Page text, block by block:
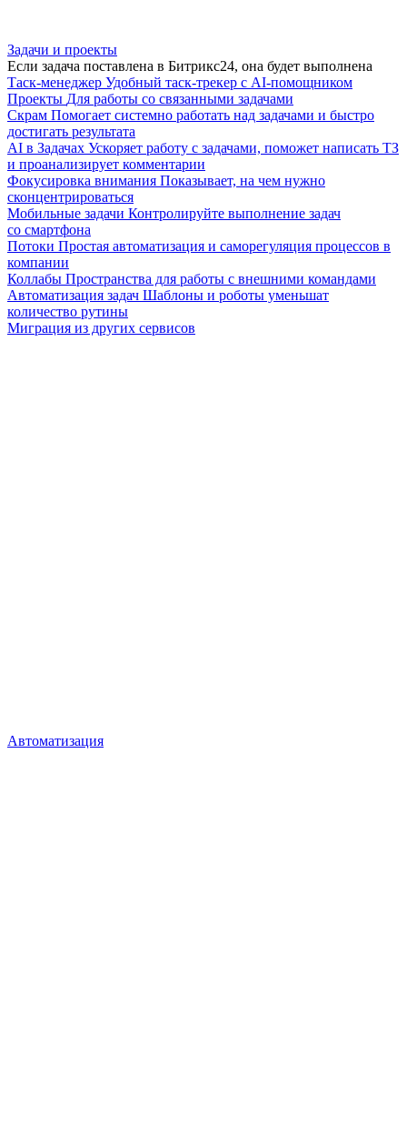
Задачи и проекты
Если задача поставлена в Битрикс24, она будет выполнена
Таск-менеджер Удобный таск-трекер с AI-помощником
Проекты Для работы со связанными задачами
Скрам Помогает системно работать над задачами и быстро
достигать результата
AI в Задачах Ускоряет работу с задачами, поможет написать ТЗ
и проанализирует комментарии
Фокусировка внимания Показывает, на чем нужно
сконцентрироваться
Мобильные задачи Контролируйте выполнение задач
со смартфона
Потоки Простая автоматизация и саморегуляция процессов в
компании
Коллабы Пространства для работы с внешними командами
Автоматизация задач Шаблоны и роботы уменьшат
количество рутины
Миграция из других сервисов
Автоматизация